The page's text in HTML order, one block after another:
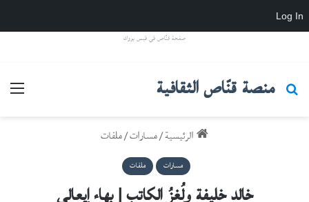
Log In
صفحة قنّاص في فيس بووك
منصة قنّاص الثقافية
بحث عن
الرئيسية/مسارات/ملفات
مسارات ملفات